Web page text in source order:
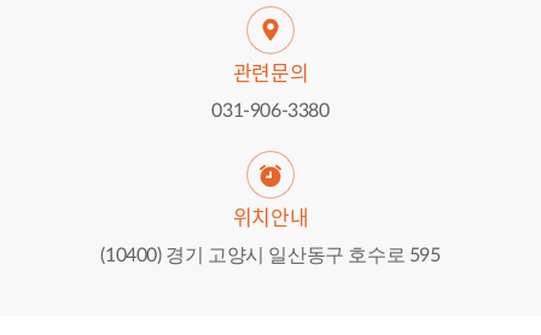
관련문의
031-906-3380
위치안내
(10400) 경기 고양시 일산동구 호수로 595